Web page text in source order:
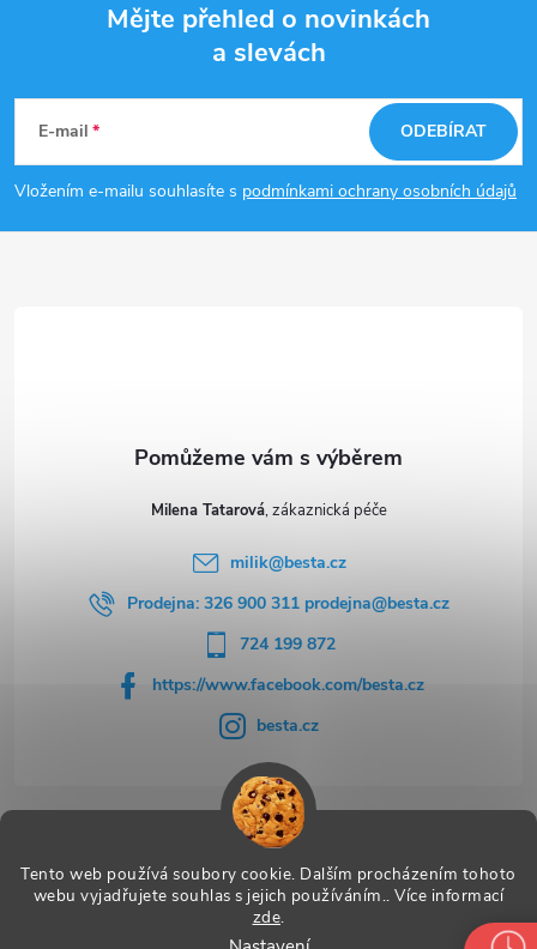
Tento web používá soubory cookie. Dalším procházením tohoto
webu vyjadřujete souhlas s jejich používáním.. Více informací
zde.
p
Mějte přehled o novinkách
a slevách
E-mail
Vložením e-mailu souhlasíte s podmínkami ochrany osobních údajů
ODEBÍRAT
Milena Tatarová
milik@besta.cz
Prodejna: 326 900 311 prodejna@besta.cz
724 199 872
https://www.facebook.com/besta.cz
besta.cz
Užitečné odkazy